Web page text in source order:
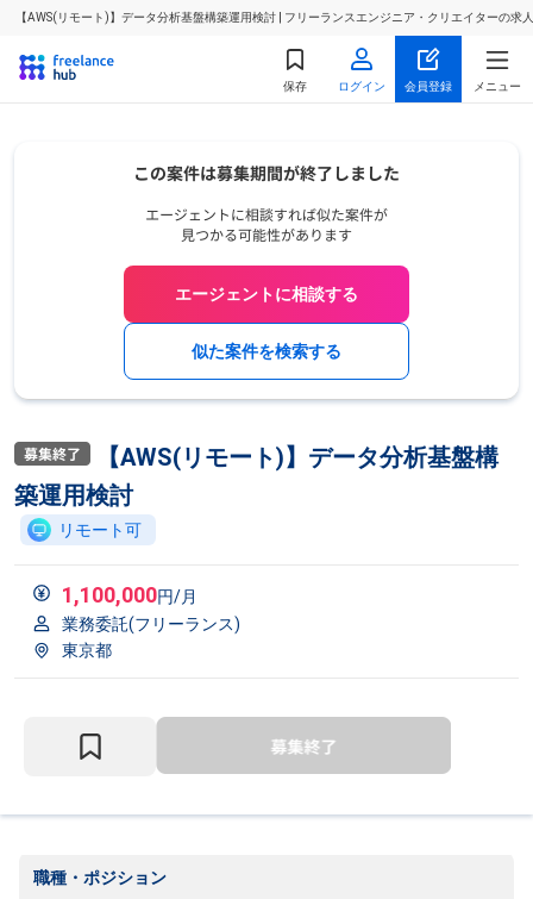
【AWS(リモート)】データ分析基盤構築運用検討 | フリーランスエンジニア・クリエイターの求
保存 ログイン 会員登録 メニュー
エージェントに相談する
似た案件を検索する
【AWS(リモート)】データ分析基盤構
築運用検討
リモート可
1,100,000円/月
業務委託(フリーランス)
東京都
職種・ポジション